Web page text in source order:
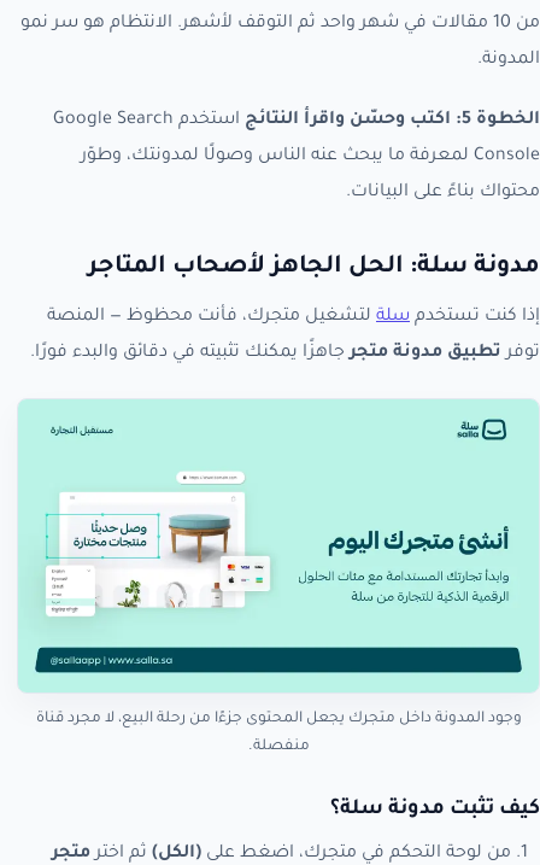
من 10 مقالات في شهر واحد ثم التوقف لأشهر. الانتظام هو سر نمو
المدونة.
الخطوة 5: اكتب وحسّن واقرأ النتائج
استخدم Google Search
Console لمعرفة ما يبحث عنه الناس وصولًا لمدونتك، وطوّر
محتواك بناءً على البيانات.
مدونة سلة: الحل الجاهز لأصحاب المتاجر
إذا كنت تستخدم سلة لتشغيل متجرك، فأنت محظوظ — المنصة
توفر تطبيق مدونة متجرجاهزًا يمكنك تثبيته في دقائق والبدء فورًا.
وجود المدونة داخل متجرك يجعل المحتوى جزءًا من رحلة البيع، لا مجرد قناة
منفصلة.
كيف تثبت مدونة سلة؟
من لوحة التحكم في متجرك، اضغط على (الكل) ثم اختر متجر